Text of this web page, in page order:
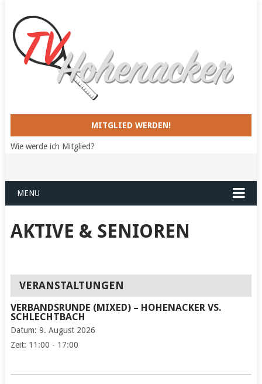
MITGLIED WERDEN!
Wie werde ich Mitglied?
MENU
AKTIVE & SENIOREN
VERANSTALTUNGEN
VERBANDSRUNDE (MIXED) – HOHENACKER VS.
SCHLECHTBACH
Datum: 9. August 2026
Zeit: 11:00 - 17:00